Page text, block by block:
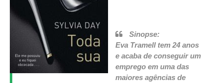
Sinopse:
Eva Tramell tem 24 anos
e acaba de conseguir um
emprego em uma das
maiores agências de